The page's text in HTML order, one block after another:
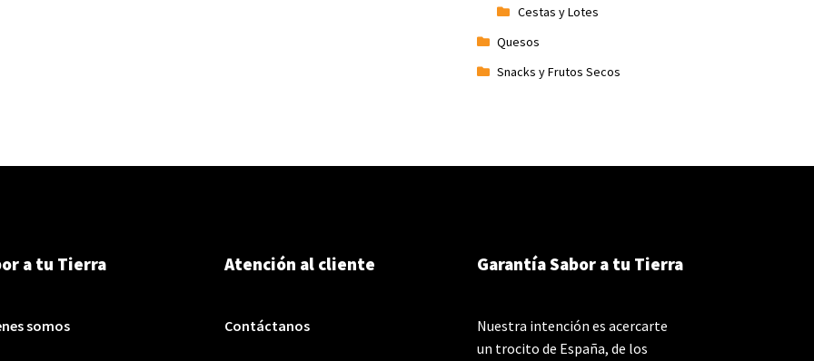
Cestas y Lotes
Quesos
Snacks y Frutos Secos
a tu Tierra
somos
Atención al cliente
Contáctanos
Garantía Sabor a tu Tierra
Nuestra intención es acercarte
un trocito de España, de los